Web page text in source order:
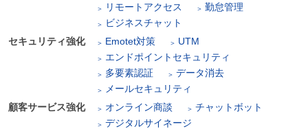
リモートアクセス
勤怠管理
ビジネスチャット
セキュリティ強化
Emotet対策
UTM
エンドポイントセキュリティ
多要素認証
データ消去
メールセキュリティ
顧客サービス強化
オンライン商談
チャットボット
デジタルサイネージ